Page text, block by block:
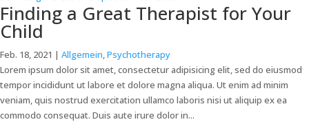
Finding a Great Therapist for Your
Child
Feb. 18, 2021 | Allgemein,Psychotherapy
Lorem ipsum dolor sit amet, consectetur adipisicing elit, sed do eiusmod
tempor incididunt ut labore et dolore magna aliqua. Ut enim ad minim
veniam, quis nostrud exercitation ullamco laboris nisi ut aliquip ex ea
commodo consequat. Duis aute irure dolor in...